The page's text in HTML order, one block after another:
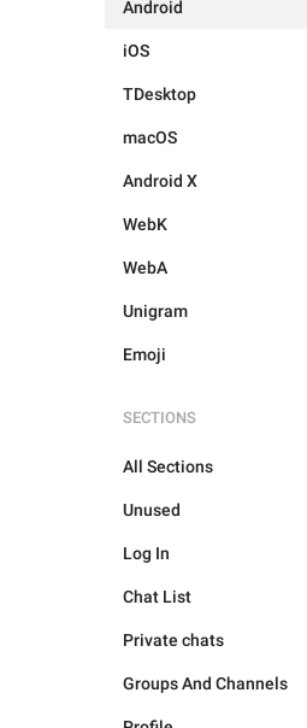
Android
iOS
TDesktop
macOS
Android X
WebK
WebA
Unigram
Emoji
SECTIONS
All Sections
Unused
Log In
Chat List
Private chats
Groups And Channels